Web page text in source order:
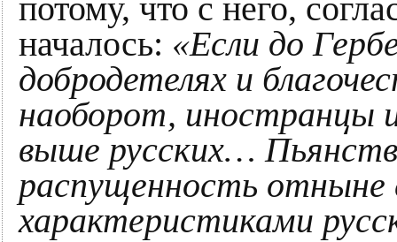
потому, что с него,
началось: «Если до
добродетелях и
наоборот, иностранцы
выше русских…
распущенность
характеристиками